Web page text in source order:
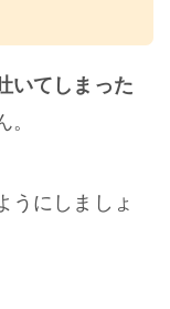
いてしまった
うにしましょ